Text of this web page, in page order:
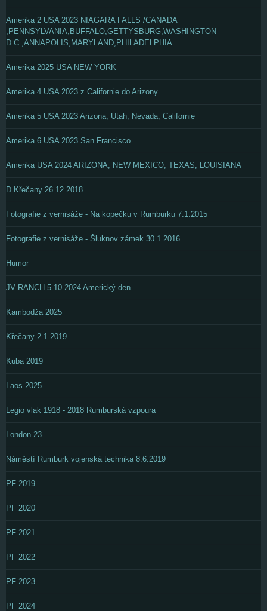
Amerika 2 USA 2023 NIAGARA FALLS /CANADA
,PENNSYLVANIA,BUFFALO,GETTYSBURG,WASHINGTON
D.C.,ANNAPOLIS,MARYLAND,PHILADELPHIA
Amerika 2025 USA NEW YORK
Amerika 4 USA 2023 z Californie do Arizony
Amerika 5 USA 2023 Arizona, Utah, Nevada, Californie
Amerika 6 USA 2023 San Francisco
Amerika USA 2024 ARIZONA, NEW MEXICO, TEXAS, LOUISIANA
D.Křečany 26.12.2018
Fotografie z vernisáže - Na kopečku v Rumburku 7.1.2015
Fotografie z vernisáže - Šluknov zámek 30.1.2016
Humor
JV RANCH 5.10.2024 Americký den
Kambodža 2025
Křečany 2.1.2019
Kuba 2019
Laos 2025
Legio vlak 1918 - 2018 Rumburská vzpoura
London 23
Náměstí Rumburk vojenská technika 8.6.2019
PF 2019
PF 2020
PF 2021
PF 2022
PF 2023
PF 2024